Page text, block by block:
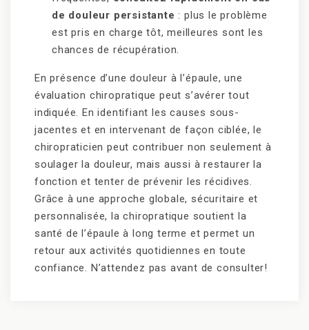
de douleur persistante : plus le problème
est pris en charge tôt, meilleures sont les
chances de récupération.
En présence d’une douleur à l’épaule, une
évaluation chiropratique peut s’avérer tout
indiquée. En identifiant les causes sous-
jacentes et en intervenant de façon ciblée, le
chiropraticien peut contribuer non seulement à
soulager la douleur, mais aussi à restaurer la
fonction et tenter de prévenir les récidives.
Grâce à une approche globale, sécuritaire et
personnalisée, la chiropratique soutient la
santé de l’épaule à long terme et permet un
retour aux activités quotidiennes en toute
confiance. N’attendez pas avant de consulter!